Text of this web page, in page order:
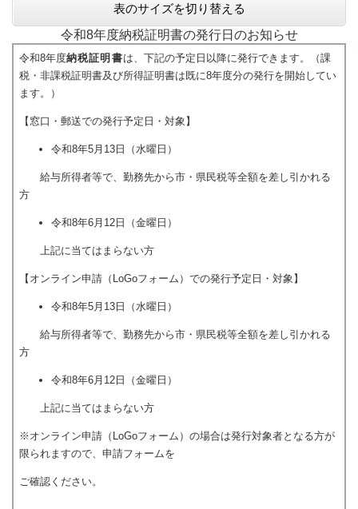
表のサイズを切り替える
令和8年度納税証明書の発行日のお知らせ
令和8年度納税証明書は、下記の予定日以降に発行できます。（課
税・非課税証明書及び所得証明書は既に8年度分の発行を開始してい
ます。）
【窓口・郵送での発行予定日・対象】
令和8年5月13日（水曜日）
給与所得者等で、勤務先から市・県民税等全額を差し引かれる
方
令和8年6月12日（金曜日）
上記に当てはまらない方
【オンライン申請（LoGoフォーム）での発行予定日・対象】
令和8年5月13日（水曜日）
給与所得者等で、勤務先から市・県民税等全額を差し引かれる
方
令和8年6月12日（金曜日）
上記に当てはまらない方
※オンライン申請（LoGoフォーム）の場合は発行対象者となる方が
限られますので、申請フォームを
ご確認ください。